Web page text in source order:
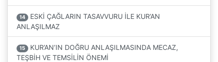
14
ESKİ ÇAĞLARIN TASAVVURU İLE KUR’AN
ANLAŞILMAZ
15
KUR’AN’IN DOĞRU ANLAŞILMASINDA MECAZ,
TEŞBİH VE TEMSİLİN ÖNEMİ